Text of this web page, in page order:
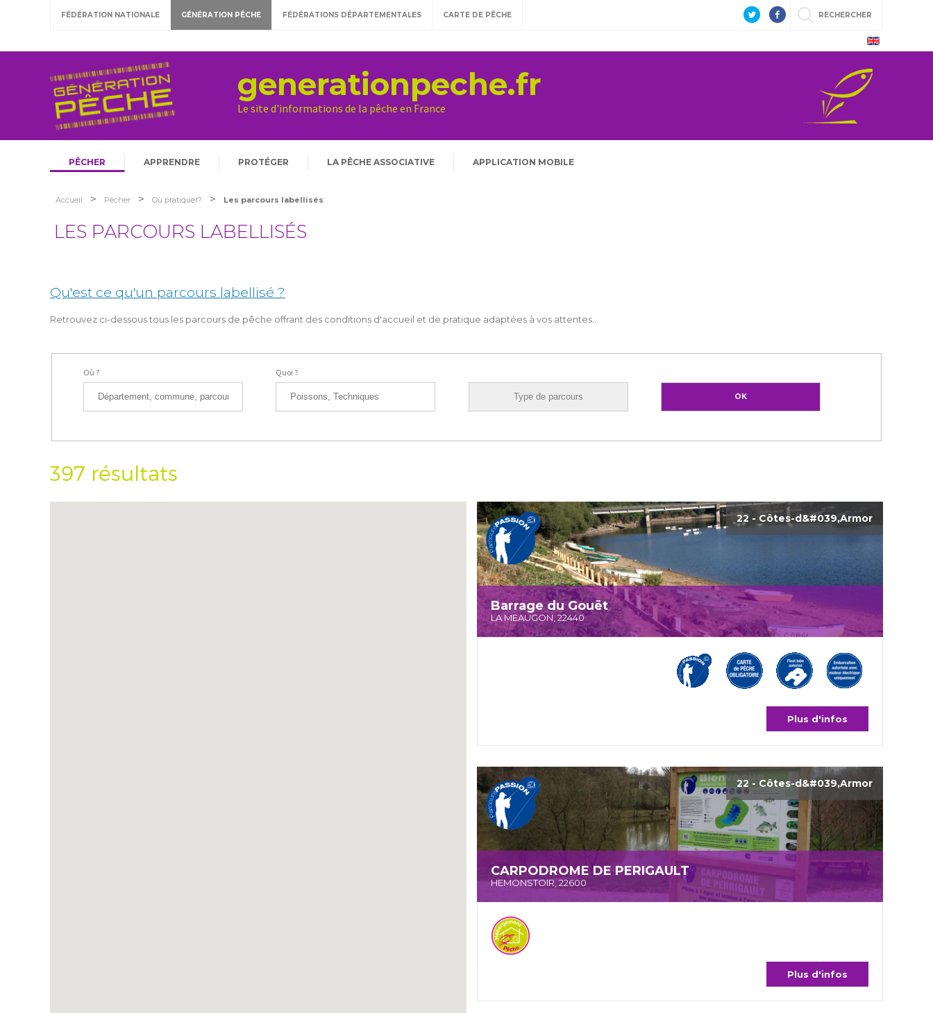
FÉDÉRATION NATIONALE GÉNÉRATION PÊCHE FÉDÉRATIONS DÉPARTEMENTALES CARTE DE PÊCHE RECHERCHER
generationpeche.fr
Le site d'informations de la pêche en France
PÊCHER APPRENDRE PROTÉGER LA PÊCHE ASSOCIATIVE APPLICATION MOBILE
Accueil > Pêcher > Où pratiquer? > Les parcours labellisés
LES PARCOURS LABELLISÉS
Qu'est ce qu'un parcours labellisé ?
Retrouvez ci-dessous tous les parcours de pêche offrant des conditions d'accueil et de pratique adaptées à vos attentes...
Où ? Quoi ?
397 résultats
22 - Côtes-d&#039,Armor
Barrage du Gouët
LA MEAUGON, 22440
Plus d'infos
22 - Côtes-d&#039,Armor
CARPODROME DE PERIGAULT
HEMONSTOIR, 22600
Plus d'infos